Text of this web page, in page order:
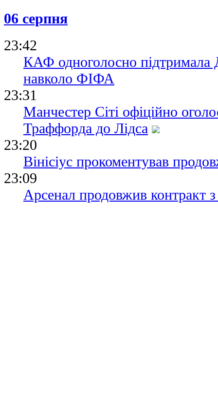
06 серпня
23:42
КАФ одноголосно підтримала
навколо ФІФА
23:31
Манчестер Сіті офіційно
Траффорда до Лідса
23:20
Вінісіус прокоментував
23:09
Арсенал продовжив контракт